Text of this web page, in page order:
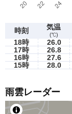
時刻 気温
(℃)
18時 26.0
17時
26.8
16時
27.6
15時
28.0
雨雲レーダー